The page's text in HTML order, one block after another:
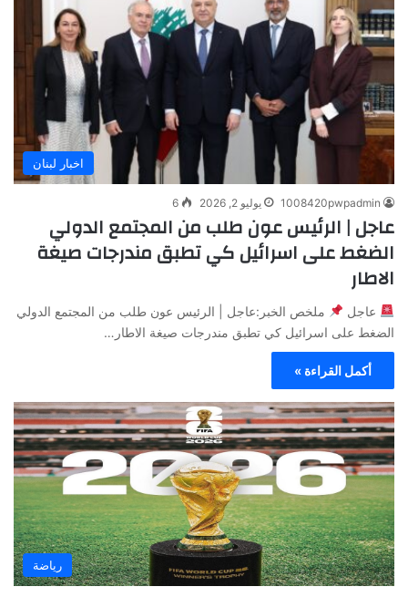
اخبار لبنان
1008420pwpadmin يوليو 2, 2026 6
عاجل | الرئيس عون طلب من المجتمع الدولي
الضغط على اسرائيل كي تطبق مندرجات صيغة
الاطار
عاجل
ملخص الخبر:عاجل | الرئيس عون طلب من المجتمع الدولي
الضغط على اسرائيل كي تطبق مندرجات صيغة الاطار…
أكمل القراءة »
رياضة